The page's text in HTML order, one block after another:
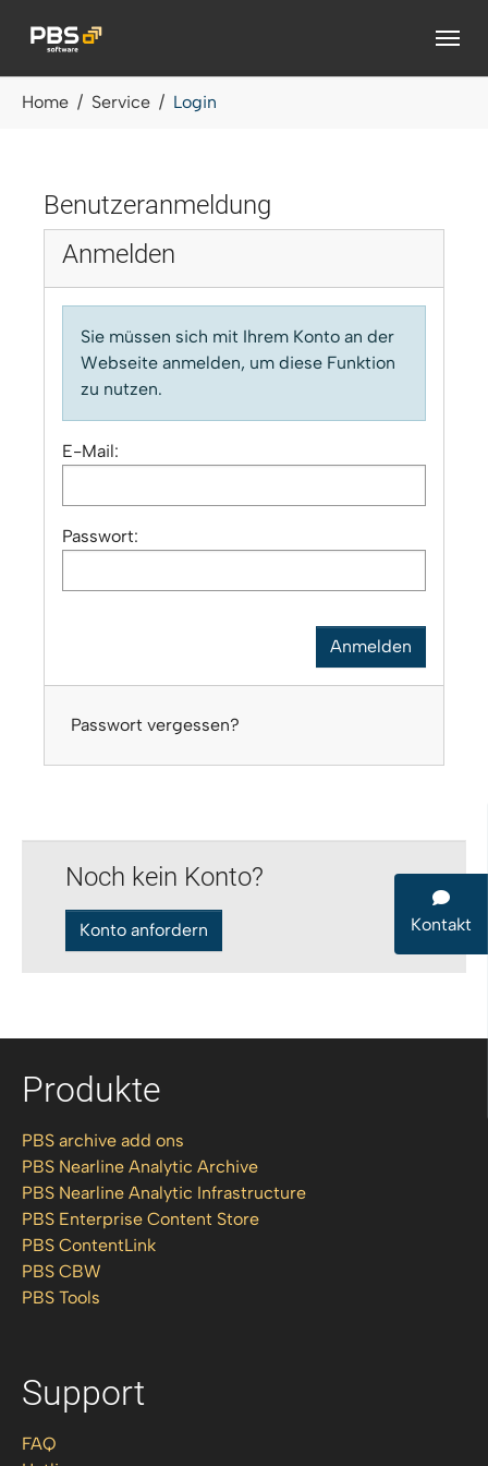
Home Service Login
Benutzeranmeldung
Anmelden
Sie müssen sich mit Ihrem Konto an der
Webseite anmelden, um diese Funktion
zu nutzen.
E-Mail:
Passwort:
Passwort vergessen?
Noch kein Konto?
Konto anfordern Kontakt
Produkte
PBS archive add ons
PBS Nearline Analytic Archive
PBS Nearline Analytic Infrastructure
PBS Enterprise Content Store
PBS ContentLink
PBS CBW
PBS Tools
Support
FAQ